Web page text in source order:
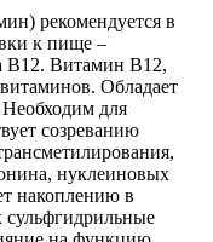
рекомендуется в
к пище –
В12. Витамин B12,
Обладает
для
созреванию
нуклеиновых
накоплению в
сульфгидрильные